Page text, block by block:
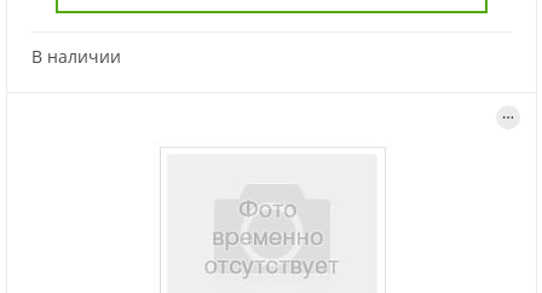
В наличии